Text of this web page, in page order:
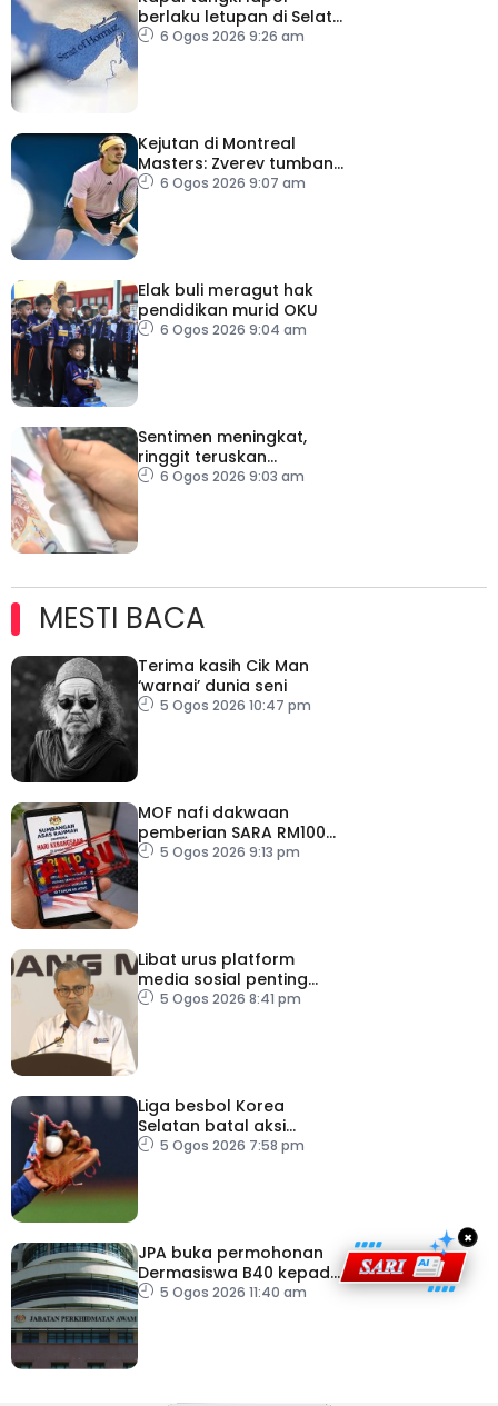
berlaku letupan di Selat
Hormuz ketika Iran-Oman
6 Ogos 2026 9:26 am
Kejutan di Montreal
Masters: Zverev tumbang,
Auger-Aliasime tarik diri
6 Ogos 2026 9:07 am
Elak buli meragut hak
pendidikan murid OKU
6 Ogos 2026 9:04 am
Sentimen meningkat,
ringgit teruskan
momentum mengukuh
6 Ogos 2026 9:03 am
MESTI BACA
Terima kasih Cik Man
‘warnai’ dunia seni
5 Ogos 2026 10:47 pm
MOF nafi dakwaan
pemberian SARA RM100
sempena Hari
5 Ogos 2026 9:13 pm
Libat urus platform
media sosial penting
bendung perbuatan
5 Ogos 2026 8:41 pm
Liga besbol Korea
Selatan batal aksi
susulan gelombang haba
5 Ogos 2026 7:58 pm
JPA buka permohonan
Dermasiswa B40 kepada
lepasan SPM
5 Ogos 2026 11:40 am
×